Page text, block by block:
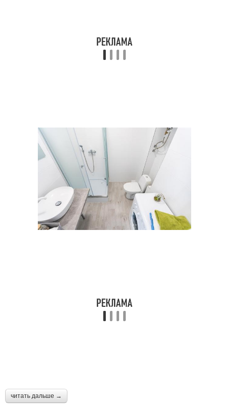
Ремонт с подрядчиком Подрядчик для ремонта
Ремонт в квартире Ремонт от а
Ремонт в новостройке
читать дальше →